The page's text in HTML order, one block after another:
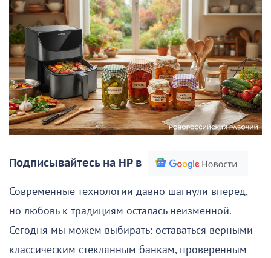
Подписывайтесь на НР в
Современные технологии давно шагнули вперёд,
но любовь к традициям осталась неизменной.
Сегодня мы можем выбирать: оставаться верными
классическим стеклянным банкам, проверенным